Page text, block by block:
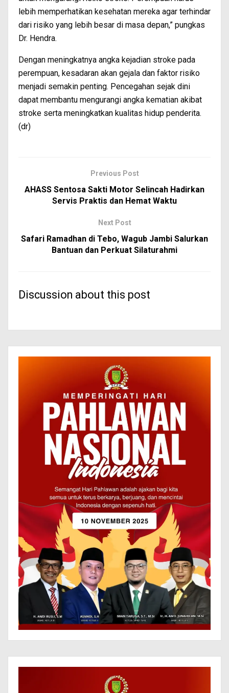
lebih memperhatikan kesehatan mereka agar terhindar
dari risiko yang lebih besar di masa depan,” pungkas
Dr. Hendra.
Dengan meningkatnya angka kejadian stroke pada
perempuan, kesadaran akan gejala dan faktor risiko
menjadi semakin penting. Pencegahan sejak dini
dapat membantu mengurangi angka kematian akibat
stroke serta meningkatkan kualitas hidup penderita.
(dr)
Previous Post
AHASS Sentosa Sakti Motor Selincah Hadirkan
Servis Praktis dan Hemat Waktu
Next Post
Safari Ramadhan di Tebo, Wagub Jambi Salurkan
Bantuan dan Perkuat Silaturahmi
Discussion about this post